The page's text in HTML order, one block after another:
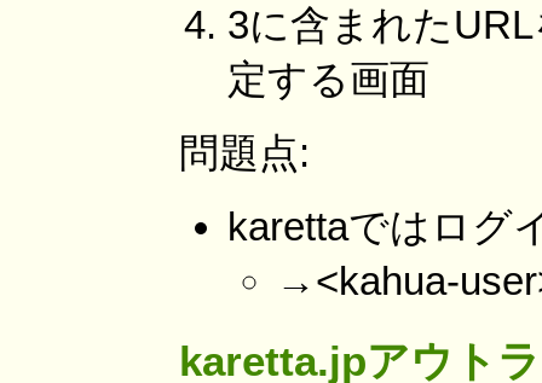
3に含まれた
定する画面
問題点:
karettaではログ
→<kahua-
karetta.jpアウト